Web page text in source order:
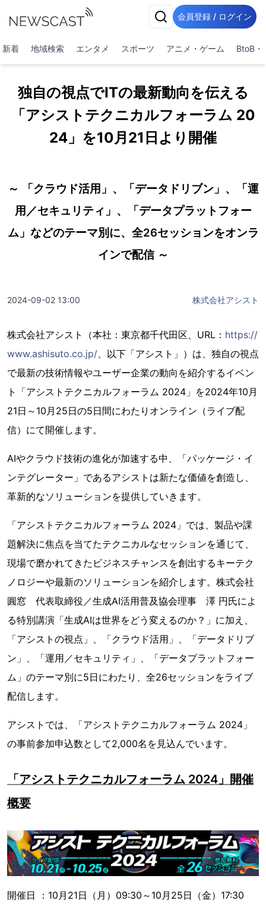
会員登録 / ログイン
新着 地域検索 エンタメ スポーツ アニメ・ゲーム BtoB・
独自の視点でITの最新動向を伝える
「アシストテクニカルフォーラム 20
24」を10月21日より開催
～ 「クラウド活用」、「データドリブン」、「運
用／セキュリティ」、「データプラットフォー
ム」などのテーマ別に、全26セッションをオンラ
インで配信 ～
2024-09-02 13:00 株式会社アシスト
株式会社アシスト（本社：東京都千代田区、URL： https://
www.ashisuto.co.jp/、以下「アシスト」）は、独自の視点
で最新の技術情報やユーザー企業の動向を紹介するイベン
ト「アシストテクニカルフォーラム 2024」を2024年10月
21日～10月25日の5日間にわたりオンライン（ライブ配
信）にて開催します。
AIやクラウド技術の進化が加速する中、「パッケージ・イ
ンテグレーター」であるアシストは新たな価値を創造し、
革新的なソリューションを提供していきます。
「アシストテクニカルフォーラム 2024」では、製品や課
題解決に焦点を当てたテクニカルなセッションを通じて、
現場で磨かれてきたビジネスチャンスを創出するキーテク
ノロジーや最新のソリューションを紹介します。株式会社
圓窓 代表取締役／生成AI活用普及協会理事 澤 円氏によ
る特別講演「生成AIは世界をどう変えるのか？」に加え、
「アシストの視点」、「クラウド活用」、「データドリブ
ン」、「運用／セキュリティ」、「データプラットフォー
ム」のテーマ別に5日にわたり、全26セッションをライブ
配信します。
アシストでは、「アシストテクニカルフォーラム 2024」
の事前参加申込数として2,000名を見込んでいます。
「アシストテクニカルフォーラム 2024」開催
概要
開催日 ：10月21日（月）09:30～10月25日（金）17:30